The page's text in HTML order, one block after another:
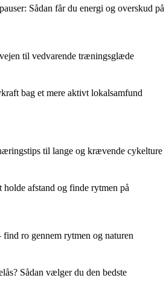
Sådan får du energi og overskud på
til vedvarende træningsglæde
bag et mere aktivt lokalsamfund
til lange og krævende cykelture
afstand og finde rytmen på
ro gennem rytmen og naturen
Sådan vælger du den bedste